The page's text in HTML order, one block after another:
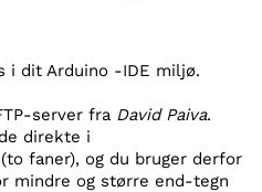
i dit Arduino -IDE miljø.
server fra David Paiva.
direkte i
faner), og du bruger derfor
mindre og større end-tegn